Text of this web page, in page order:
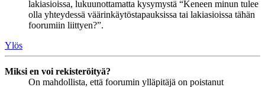
lakiasioissa, lukuunottamatta kysymystä “Keneen minun tulee
olla yhteydessä väärinkäytöstapauksissa tai lakiasioissa tähän
foorumiin liittyen?”.
Ylös
Miksi en voi rekisteröityä?
On mahdollista, että foorumin ylläpitäjä on poistanut